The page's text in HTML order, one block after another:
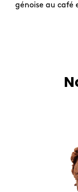
génoise au café